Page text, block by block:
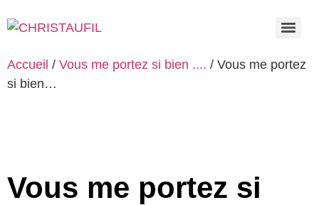
Accueil / Vous me portez si bien .... / Vous me portez
si bien…
Vous me portez si